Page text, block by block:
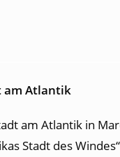
am Atlantik
am Atlantik in
Stadt des